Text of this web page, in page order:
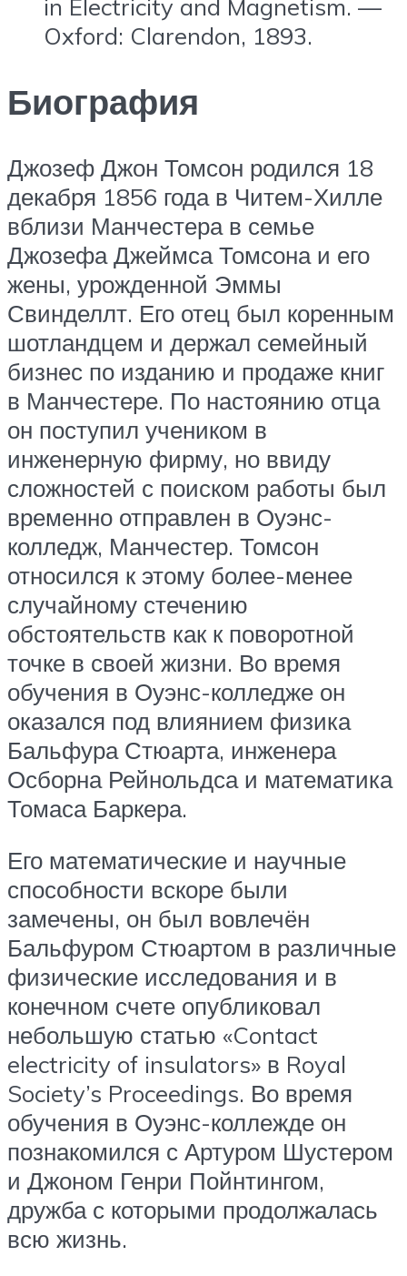
in Electricity and Magnetism. —
Oxford: Clarendon, 1893.
Биография
Джозеф Джон Томсон родился 18
декабря 1856 года в Читем-Хилле
вблизи Манчестера в семье
Джозефа Джеймса Томсона и его
жены, урожденной Эммы
Свинделлт. Его отец был коренным
шотландцем и держал семейный
бизнес по изданию и продаже книг
в Манчестере. По настоянию отца
он поступил учеником в
инженерную фирму, но ввиду
сложностей с поиском работы был
временно отправлен в Оуэнс-
колледж, Манчестер. Томсон
относился к этому более-менее
случайному стечению
обстоятельств как к поворотной
точке в своей жизни. Во время
обучения в Оуэнс-колледже он
оказался под влиянием физика
Бальфура Стюарта, инженера
Осборна Рейнольдса и математика
Томаса Баркера.
Его математические и научные
способности вскоре были
замечены, он был вовлечён
Бальфуром Стюартом в различные
физические исследования и в
конечном счете опубликовал
небольшую статью «Contact
electricity of insulators» в Royal
Society’s Proceedings. Во время
обучения в Оуэнс-коллежде он
познакомился с Артуром Шустером
и Джоном Генри Пойнтингом,
дружба с которыми продолжалась
всю жизнь.